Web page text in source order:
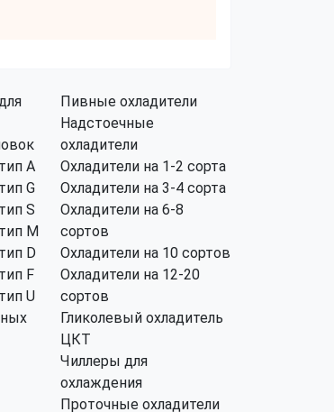
А
G
S
M
D
F
U
Пивные охладители
Надстоечные
охладители
Охладители на 1-2 сорта
Охладители на 3-4 сорта
Охладители на 6-8
сортов
Охладители на 10 сортов
Охладители на 12-20
сортов
Гликолевый охладитель
ЦКТ
Чиллеры для
охлаждения
Проточные охладители